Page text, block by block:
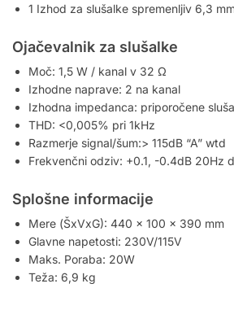
1 Izhod za slušalke spremenljiv 6,3
Ojačevalnik za slušalke
Moč: 1,5 W / kanal v 32 Ω
Izhodne naprave: 2 na kanal
Izhodna impedanca: priporočene
THD: <0,005% pri 1kHz
Razmerje signal/šum:> 115dB “A” wtd
Frekvenčni odziv: +0.1, -0.4dB 20Hz
Splošne informacije
Mere (ŠxVxG): 440 x 100 x 390 mm
Glavne napetosti: 230V/115V
Maks. Poraba: 20W
Teža: 6,9 kg